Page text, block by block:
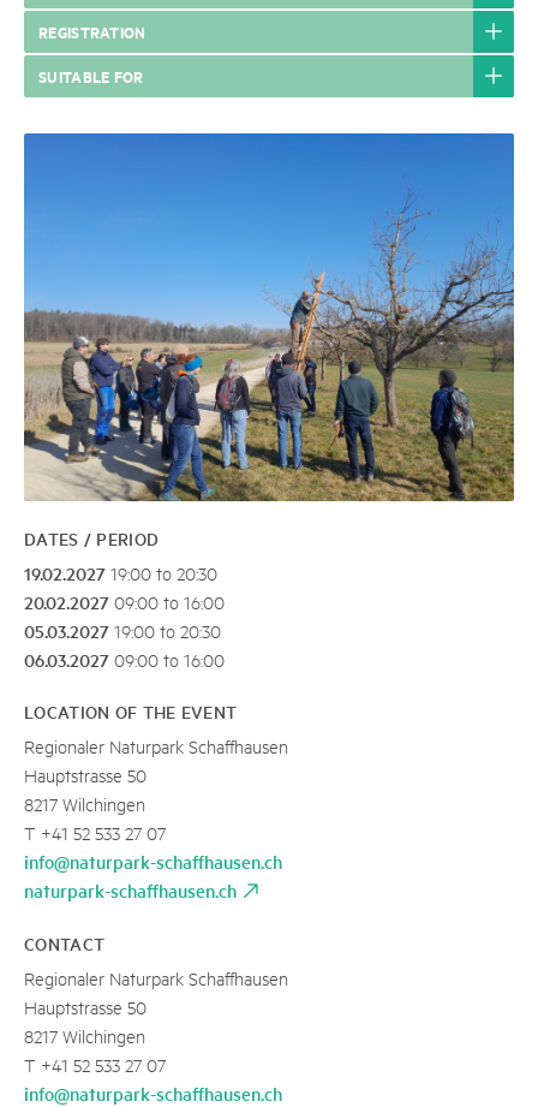
REGISTRATION
SUITABLE FOR
DATES / PERIOD
19.02.2027 19:00 to 20:30
20.02.2027 09:00 to 16:00
05.03.2027 19:00 to 20:30
06.03.2027 09:00 to 16:00
LOCATION OF THE EVENT
Regionaler Naturpark Schaffhausen
Hauptstrasse 50
8217 Wilchingen
T +41 52 533 27 07
info@naturpark-schaffhausen.ch
naturpark-schaffhausen.ch
CONTACT
Regionaler Naturpark Schaffhausen
Hauptstrasse 50
8217 Wilchingen
T +41 52 533 27 07
info@naturpark-schaffhausen.ch